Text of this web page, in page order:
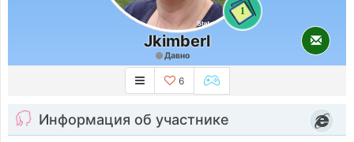
1
Jkimberl
Давно
6
Информация об участнике